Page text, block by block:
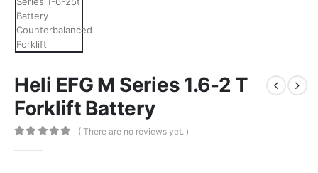
Heli EFG M Series 1.6-2 T
Forklift Battery
( There are no reviews yet. )